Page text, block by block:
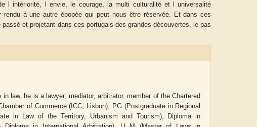
Gupta ADRIAN ROGERS Aiswarya T Anish
l intériorité, l envie, le courage, la multi culturalité et l universalité
à une autre épopée qui peut nous être réservée. Et dans ces
et projetant dans ces portugais des grandes découvertes, le pas
law, he is a lawyer, mediator, arbitrator, member of the Chartered
of Commerce (ICC, Lisbon), PG (Postgraduate in Regional
in Law of the Territory, Urbanism and Tourism), Diploma in